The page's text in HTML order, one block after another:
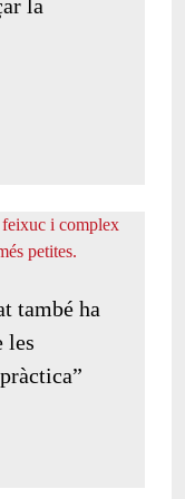
la
també ha
les